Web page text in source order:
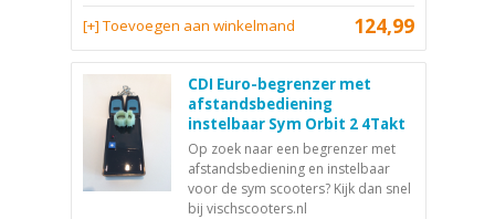
124,99
[+] Toevoegen aan winkelmand
CDI Euro-begrenzer met
afstandsbediening
instelbaar Sym Orbit 2 4Takt
Op zoek naar een begrenzer met
afstandsbediening en instelbaar
voor de sym scooters? Kijk dan snel
bij vischscooters.nl